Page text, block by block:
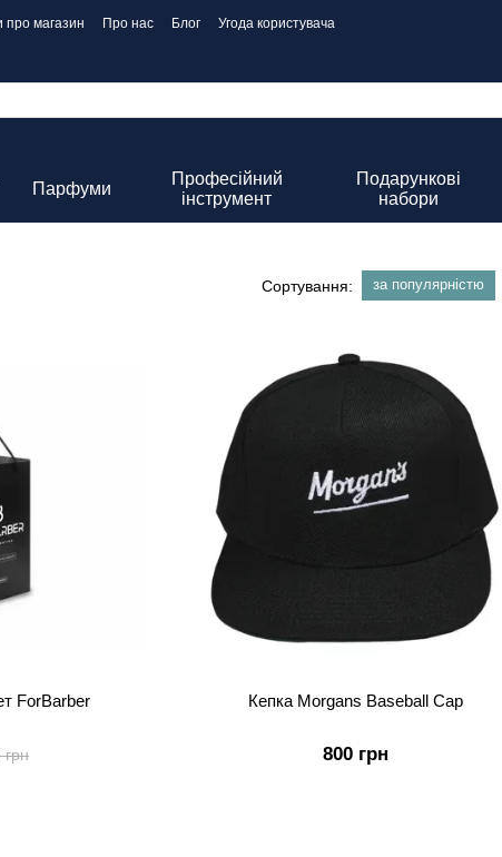
про магазин Про нас Блог
Угода користувача
Парфуми
Професійний
інструмент
Подарункові
набори
Сортування: за популярністю
ForBarber
грн
Кепка Morgans Baseball Cap
800 грн